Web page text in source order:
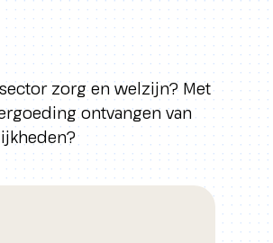
zorg en welzijn? Met
ontvangen van